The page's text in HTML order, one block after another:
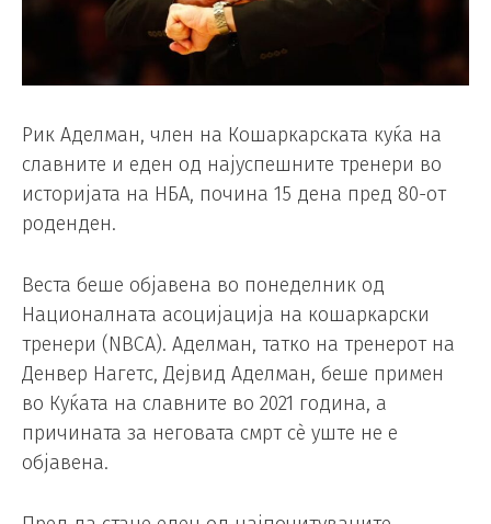
Рик Аделман, член на Кошаркарската куќа на
славните и еден од најуспешните тренери во
историјата на НБА, почина 15 дена пред 80-от
роденден.
Веста беше објавена во понеделник од
Националната асоцијација на кошаркарски
тренери (NBCA). Аделман, татко на тренерот на
Денвер Нагетс, Дејвид Аделман, беше примен
во Куќата на славните во 2021 година, а
причината за неговата смрт сè уште не е
објавена.